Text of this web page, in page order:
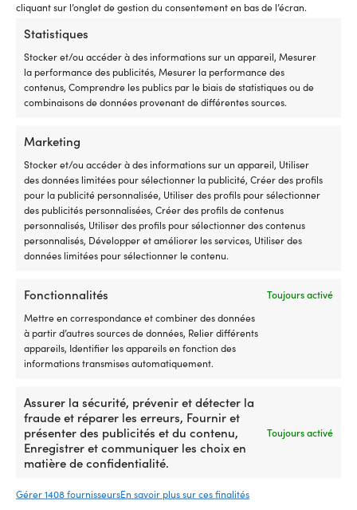
cliquant sur l’onglet de gestion du consentement en bas de l’écran.
Statistiques
Stocker et/ou accéder à des informations sur un appareil, Mesurer
la performance des publicités, Mesurer la performance des
contenus, Comprendre les publics par le biais de statistiques ou de
combinaisons de données provenant de différentes sources.
Marketing
Stocker et/ou accéder à des informations sur un appareil, Utiliser
des données limitées pour sélectionner la publicité, Créer des profils
pour la publicité personnalisée, Utiliser des profils pour sélectionner
des publicités personnalisées, Créer des profils de contenus
personnalisés, Utiliser des profils pour sélectionner des contenus
personnalisés, Développer et améliorer les services, Utiliser des
données limitées pour sélectionner le contenu.
Fonctionnalités
Toujours activé
Mettre en correspondance et combiner des données
à partir d’autres sources de données, Relier différents
appareils, Identifier les appareils en fonction des
informations transmises automatiquement.
Assurer la sécurité, prévenir et détecter la
fraude et réparer les erreurs, Fournir et
présenter des publicités et du contenu,
Enregistrer et communiquer les choix en
matière de confidentialité.
Toujours activé
Gérer 1408 fournisseursEn savoir plus sur ces finalités
18,30€
TVA incl.
23,82€
Notre garantie de prix – tout
simplement
Achetez maintenant, comparez le prix plus tard.
Notre garantie de prix est très simple : nous nous
alignons sur tous les magasins dans le monde
entier. Vous pouvez acheter votre équipement en
trouvez moins cher dans un autre magasin dans
un délai de 14 jours, nous ajustons le prix après
votre achat. Aucune condition compliquée.
Notre garantie de prix
La plus grande boutique suédoise d’accessoires bateau